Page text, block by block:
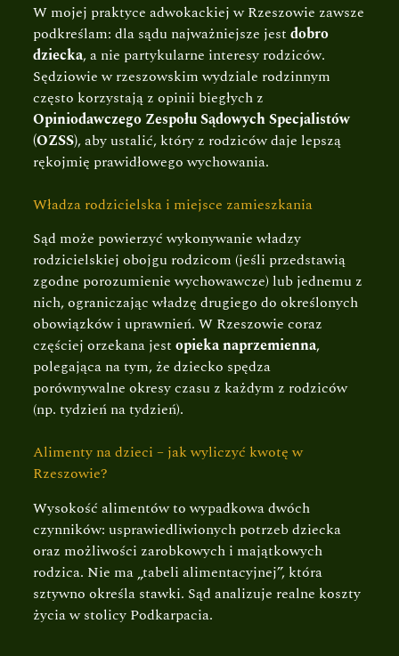
W mojej praktyce adwokackiej w Rzeszowie zawsze
podkreślam: dla sądu najważniejsze jest dobro
dziecka, a nie partykularne interesy rodziców.
Sędziowie w rzeszowskim wydziale rodzinnym
często korzystają z opinii biegłych z
Opiniodawczego Zespołu Sądowych Specjalistów
(OZSS), aby ustalić, który z rodziców daje lepszą
rękojmię prawidłowego wychowania.
Władza rodzicielska i miejsce zamieszkania
Sąd może powierzyć wykonywanie władzy
rodzicielskiej obojgu rodzicom (jeśli przedstawią
zgodne porozumienie wychowawcze) lub jednemu z
nich, ograniczając władzę drugiego do określonych
obowiązków i uprawnień. W Rzeszowie coraz
częściej orzekana jest opieka naprzemienna,
polegająca na tym, że dziecko spędza
porównywalne okresy czasu z każdym z rodziców
(np. tydzień na tydzień).
Alimenty na dzieci – jak wyliczyć kwotę w
Rzeszowie?
Wysokość alimentów to wypadkowa dwóch
czynników: usprawiedliwionych potrzeb dziecka
oraz możliwości zarobkowych i majątkowych
rodzica. Nie ma „tabeli alimentacyjnej”, która
sztywno określa stawki. Sąd analizuje realne koszty
życia w stolicy Podkarpacia.